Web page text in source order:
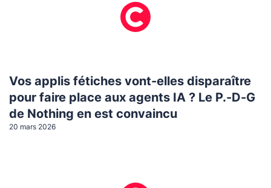
Vos applis fétiches vont-elles disparaître
pour faire place aux agents IA ? Le P.-D-G
de Nothing en est convaincu
20 mars 2026